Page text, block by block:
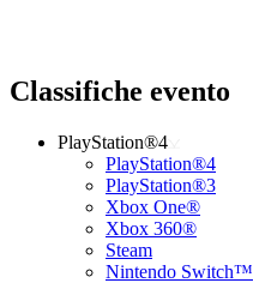
Classifiche evento
PlayStation®4
PlayStation®4
PlayStation®3
Xbox One®
Xbox 360®
Steam
Nintendo Switch™